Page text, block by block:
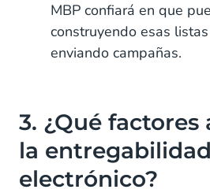
MBP confiará en que
construyendo esas
enviando campañas.
3. ¿Qué factores
la
electrónico?